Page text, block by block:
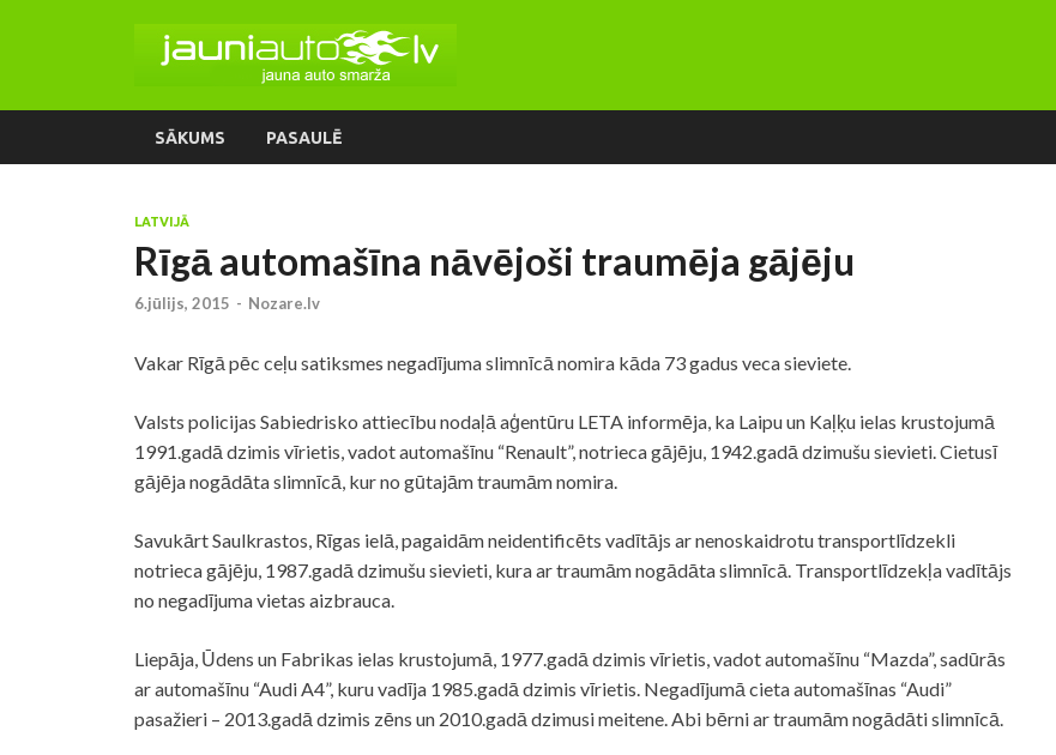
SĀKUMS PASAULĒ
LATVIJĀ
Rīgā automašīna nāvējoši traumēja gājēju
6.jūlijs, 2015 - Nozare.lv
Vakar Rīgā pēc ceļu satiksmes negadījuma slimnīcā nomira kāda 73 gadus veca sieviete.
Valsts policijas Sabiedrisko attiecību nodaļā aģentūru LETA informēja, ka Laipu un Kaļķu ielas krustojumā
1991.gadā dzimis vīrietis, vadot automašīnu “Renault”, notrieca gājēju, 1942.gadā dzimušu sievieti. Cietusī
gājēja nogādāta slimnīcā, kur no gūtajām traumām nomira.
Savukārt Saulkrastos, Rīgas ielā, pagaidām neidentificēts vadītājs ar nenoskaidrotu transportlīdzekli
notrieca gājēju, 1987.gadā dzimušu sievieti, kura ar traumām nogādāta slimnīcā. Transportlīdzekļa vadītājs
no negadījuma vietas aizbrauca.
Liepāja, Ūdens un Fabrikas ielas krustojumā, 1977.gadā dzimis vīrietis, vadot automašīnu “Mazda”, sadūrās
ar automašīnu “Audi A4”, kuru vadīja 1985.gadā dzimis vīrietis. Negadījumā cieta automašīnas “Audi”
pasažieri – 2013.gadā dzimis zēns un 2010.gadā dzimusi meitene. Abi bērni ar traumām nogādāti slimnīcā.